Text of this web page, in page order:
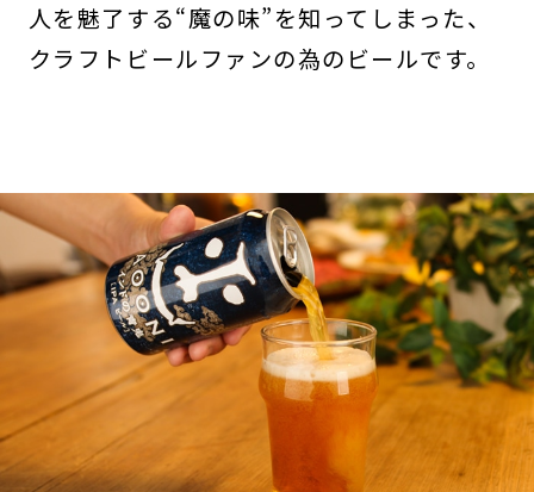
人を魅了する“魔の味”を知ってしまった、
クラフトビールファンの為のビールです。